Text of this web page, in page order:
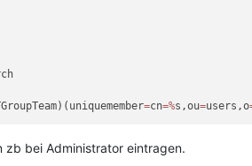
=cn=%s,ou=users,o
zb bei Administrator eintragen.